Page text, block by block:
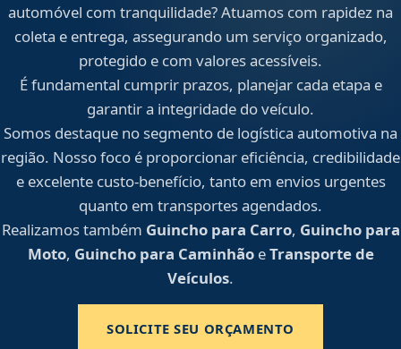
automóvel com tranquilidade? Atuamos com rapidez na
coleta e entrega, assegurando um serviço organizado,
protegido e com valores acessíveis.
É fundamental cumprir prazos, planejar cada etapa e
garantir a integridade do veículo.
Somos destaque no segmento de logística automotiva na
região. Nosso foco é proporcionar eficiência, credibilidade
e excelente custo-benefício, tanto em envios urgentes
quanto em transportes agendados.
Realizamos também Guincho para Carro, Guincho para
Moto, Guincho para CaminhãoeTransporte de
Veículos.
SOLICITE SEU ORÇAMENTO